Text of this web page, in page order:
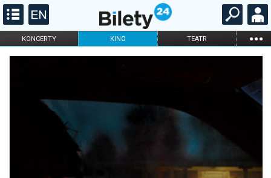
KONCERTY KINO TEATR ...
FILHARMONIA OPERA I BALET